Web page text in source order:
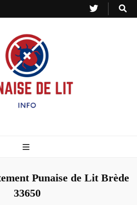
Info
Punaise de Lit Brède
33650